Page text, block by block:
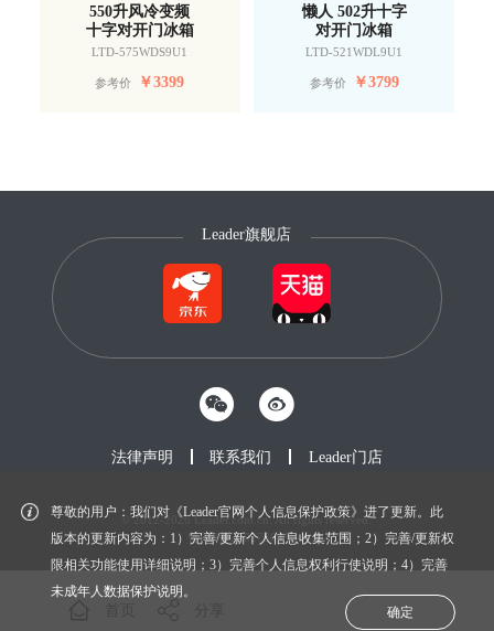
550升风冷变频
十字对开门冰箱
LTD-575WDS9U1
参考价 ￥3399
懒人 502升十字
对开门冰箱
LTD-521WDL9U1
参考价 ￥3799
尊敬的用户：我们对《Leader官网个人信息保护政策》进了更新。此
版本的更新内容为：1）完善/更新个人信息收集范围；2）完善/更新权
限相关功能使用详细说明；3）完善个人信息权利行使说明；4）完善
未成年人数据保护说明。
确定
Leader旗舰店
法律声明 联系我们 Leader门店
© 2012-2026 Leader.com.cn. All rights reserved.
鲁ICP备20027604号-1